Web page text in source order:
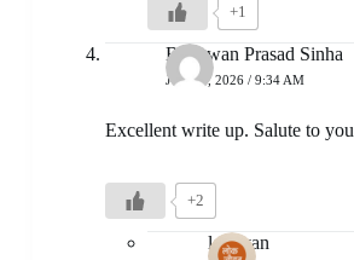
+1
Bhagwan Prasad Sinha
JULY 4, 2026 / 9:34 AM
Excellent write up. Salute to you
+2
lokjivan